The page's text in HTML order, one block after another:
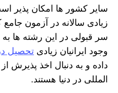
سایر کشور ها امکان پذیر
زیادی سالانه در آزمون
سر قبولی در این رشته ها به
وجود ایرانیان زیادی تحصیل
داده و به دنبال اخذ پذیرش
المللی در دنیا هستند.